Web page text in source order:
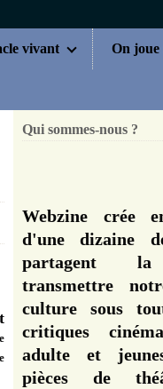
vivant
Qui sommes-nous ?
Webzine crée
d'une dizaine
partagent la
transmettre
culture sous
critiques
adulte et
pièces de